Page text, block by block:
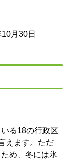
月30日
る18の行政区
えます。ただ
め、冬には氷